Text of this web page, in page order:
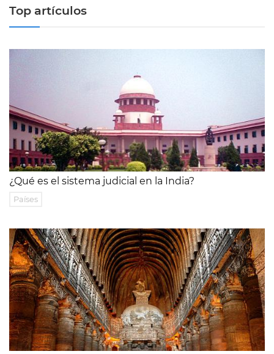
Top artículos
¿Qué es el sistema judicial en la India?
Países